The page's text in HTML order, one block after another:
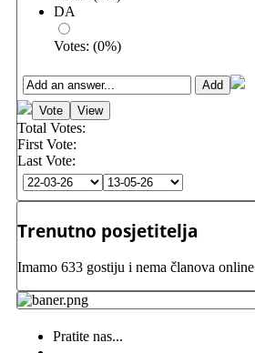
DA
Votes: (0%)
Total Votes:
First Vote:
Last Vote:
Trenutno posjetitelja
Imamo 633 gostiju i nema članova online
Pratite nas...